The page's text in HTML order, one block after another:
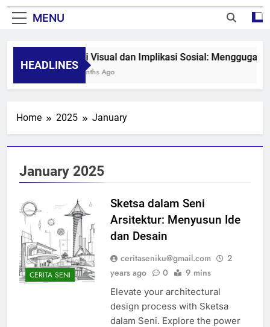
MENU
HEADLINES
Seni Visual dan Implikasi Sosial: Menggugah
8 Months Ago
Home 2025 January
January 2025
CERITA SENI
Sketsa dalam Seni
Arsitektur: Menyusun Ide
dan Desain
ceritaseniku@gmail.com
2
years ago
0 9 mins
Elevate your architectural
design process with Sketsa
dalam Seni. Explore the power